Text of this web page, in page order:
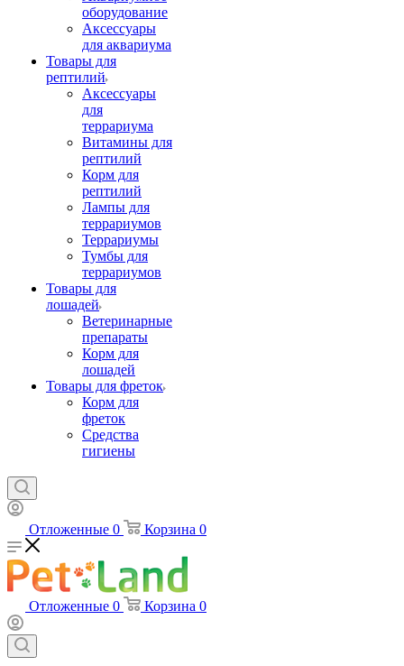
оборудование
Аксессуары
для аквариума
Товары для
рептилий
Аксессуары
для
террариума
Витамины для
рептилий
Корм для
рептилий
Лампы для
террариумов
Террариумы
Тумбы для
террариумов
Товары для
лошадей
Ветеринарные
препараты
Корм для
лошадей
Товары для фреток
Корм для
фреток
Средства
гигиены
Отложенные 0 Корзина 0
Отложенные 0 Корзина 0